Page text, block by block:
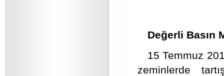
Değerli Basın
15 Temmuz
zeminlerde